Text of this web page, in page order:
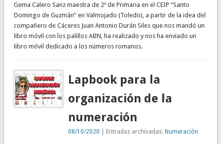
Gema Calero Sanz maestra de 2º de Primaria en el CEIP “Santo
Domingo de Guzmán” en Valmojado (Toledo), a partir de la idea del
compañero de Cáceres Juan Antonio Durán Siles que nos mandó un
libro móvil con los palillos ABN, ha realizado y nos ha enviado un
libro móvil dedicado a los números romanos.
Lapbook para la
organización de la
numeración
08/10/2020 | Entradas archivadas:Numeración